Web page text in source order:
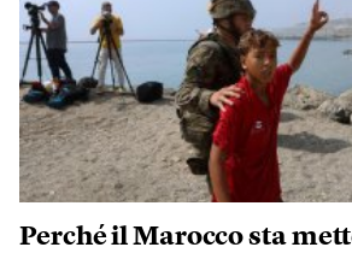
Perché il Marocco sta